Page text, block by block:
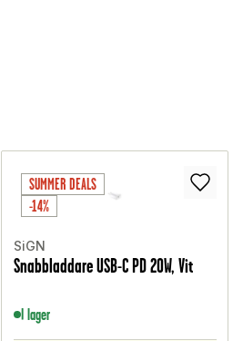
SUMMER DEALS
-14%
SiGN
Snabbladdare USB-C PD 20W, Vit
I lager